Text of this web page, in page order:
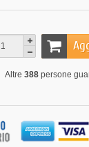
Altre 388 persone